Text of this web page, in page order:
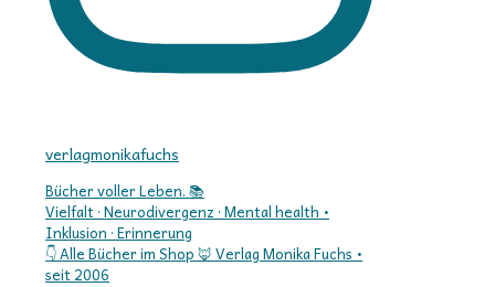
verlagmonikafuchs
Bücher voller Leben. 📚
Vielfalt · Neurodivergenz · Mental health •
Inklusion · Erinnerung
👇 Alle Bücher im Shop 🦊 Verlag Monika Fuchs •
seit 2006